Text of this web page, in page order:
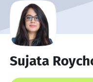
Sujata